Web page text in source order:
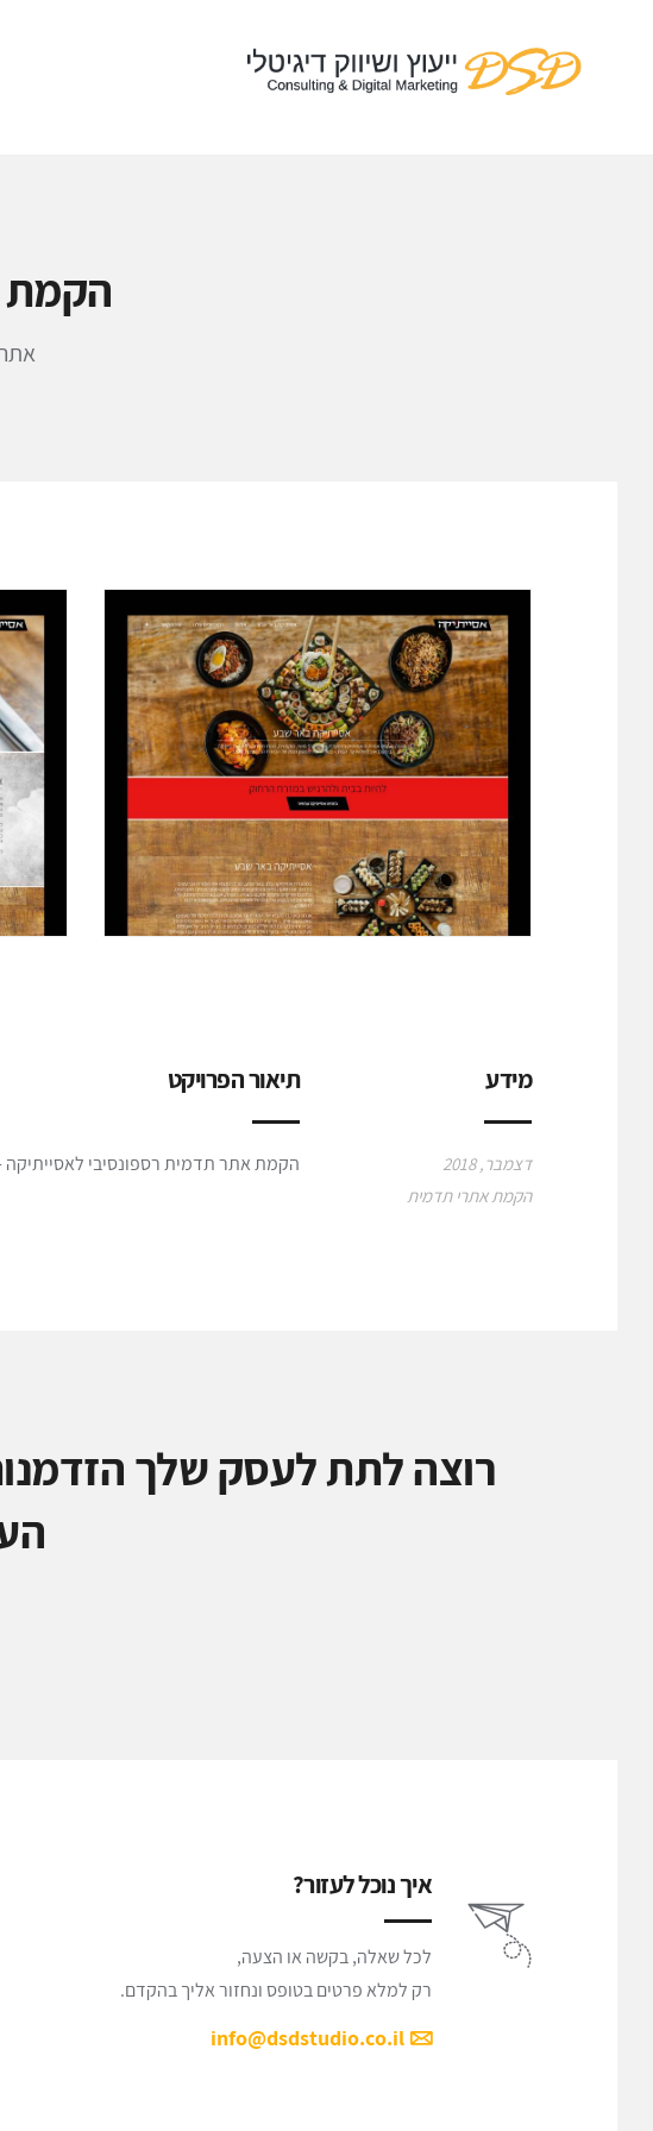
הקמת
מידע
דצמבר, 2018
הקמת אתרי תדמית
תיאור הפרויקט
הקמת אתר תדמית רספונסיבי
רוצה לתת לעסק שלך
איך נוכל לעזור?
לכל שאלה, בקשה או הצעה,
רק למלא פרטים בטופס ונחזור אליך בהקדם.
info@dsdstudio.co.il